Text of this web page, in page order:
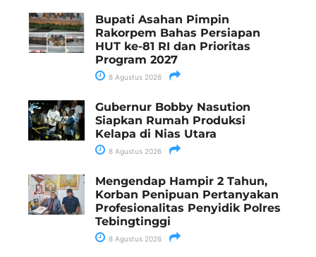
Bupati Asahan Pimpin
Rakorpem Bahas Persiapan
HUT ke-81 RI dan Prioritas
Program 2027
8 Agustus 2026
Gubernur Bobby Nasution
Siapkan Rumah Produksi
Kelapa di Nias Utara
8 Agustus 2026
Mengendap Hampir 2 Tahun,
Korban Penipuan Pertanyakan
Profesionalitas Penyidik Polres
Tebingtinggi
8 Agustus 2026